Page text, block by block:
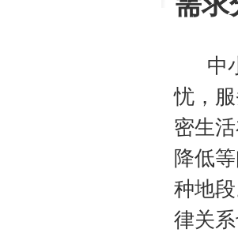
中小
忧，
密生
降低
种地
律关